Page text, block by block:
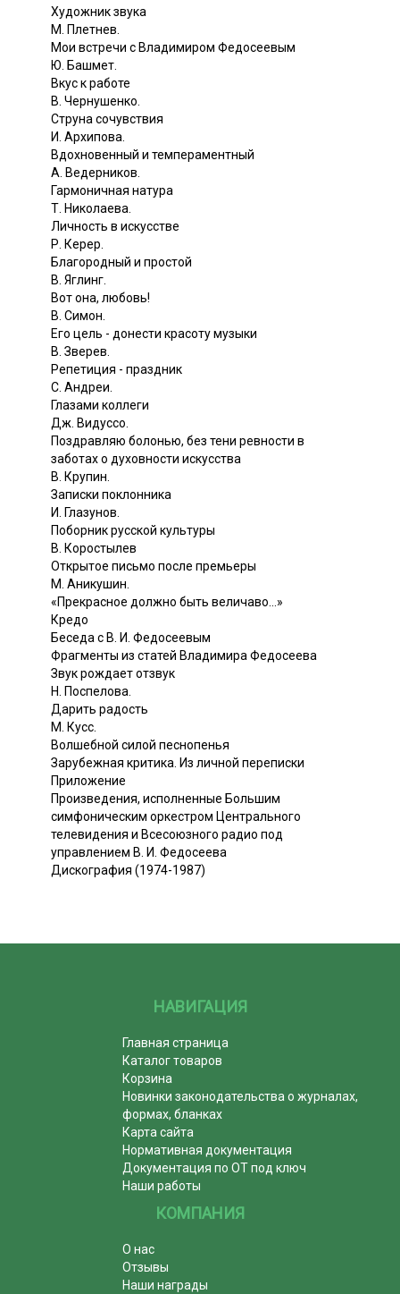
Художник звука
М. Плетнев.
Мои встречи с Владимиром Федосеевым
Ю. Башмет.
Вкус к работе
B. Чернушенко.
Струна сочувствия
И. Архипова.
Вдохновенный и темпераментный
А. Ведерников.
Гармоничная натура
Т. Николаева.
Личность в искусстве
Р. Керер.
Благородный и простой
В. Яглинг.
Вот она, любовь!
В. Симон.
Его цель - донести красоту музыки
B. Зверев.
Репетиция - праздник
C. Андреи.
Глазами коллеги
Дж. Видуссо.
Поздравляю болонью, без тени ревности в
заботах о духовности искусства
В. Крупин.
Записки поклонника
И. Глазунов.
Поборник русской культуры
В. Коростылев
Открытое письмо после премьеры
М. Аникушин.
«Прекрасное должно быть величаво...»
Кредо
Беседа с В. И. Федосеевым
Фрагменты из статей Владимира Федосеева
Звук рождает отзвук
Н. Поспелова.
Дарить радость
М. Кусс.
Волшебной силой песнопенья
Зарубежная критика. Из личной переписки
Приложение
Произведения, исполненные Большим
симфоническим оркестром Центрального
телевидения и Всесоюзного радио под
управлением В. И. Федосеева
Дискография (1974-1987)
НАВИГАЦИЯ
Главная страница
Каталог товаров
Корзина
Новинки законодательства о журналах,
формах, бланках
Карта сайта
Нормативная документация
Документация по ОТ под ключ
Наши работы
КОМПАНИЯ
О нас
Отзывы
Наши награды